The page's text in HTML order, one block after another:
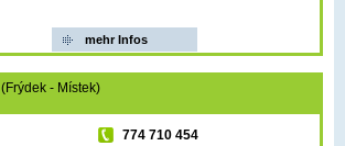
mehr Infos
(Frýdek - Místek)
774 710 454